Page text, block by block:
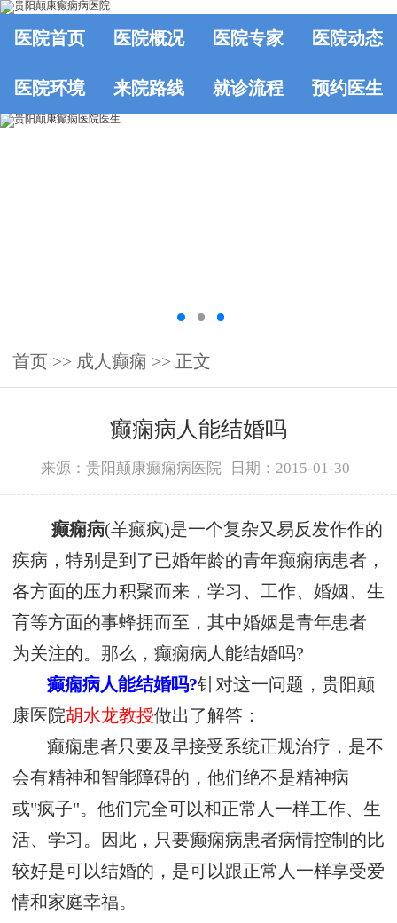
医院首页 医院概况 医院专家 医院动态
医院环境 来院路线 就诊流程 预约医生
首页 >> 成人癫痫 >> 正文
癫痫病人能结婚吗
来源：贵阳颠康癫痫病医院 日期：2015-01-30
癫痫病(羊癫疯)是一个复杂又易反发作作的
疾病，特别是到了已婚年龄的青年癫痫病患者，
各方面的压力积聚而来，学习、工作、婚姻、生
育等方面的事蜂拥而至，其中婚姻是青年患者
为关注的。那么，癫痫病人能结婚吗?
癫痫病人能结婚吗?针对这一问题，贵阳颠
康医院胡水龙教授做出了解答：
癫痫患者只要及早接受系统正规治疗，是不
会有精神和智能障碍的，他们绝不是精神病
或"疯子"。他们完全可以和正常人一样工作、生
活、学习。因此，只要癫痫病患者病情控制的比
较好是可以结婚的，是可以跟正常人一样享受爱
情和家庭幸福。